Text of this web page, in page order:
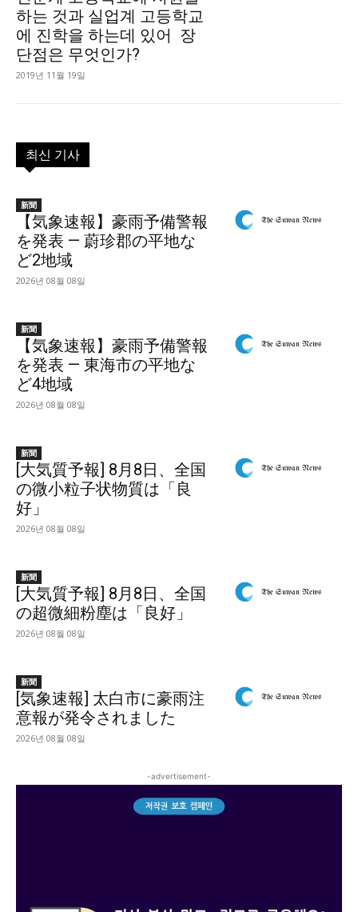
하는 것과 실업계 고등학교
에 진학을 하는데 있어 장
단점은 무엇인가?
2019년 11월 19일
최신 기사
新聞
【気象速報】豪雨予備警報
を発表 — 蔚珍郡の平地な
ど2地域
2026년 08월 08일
新聞
【気象速報】豪雨予備警報
を発表 — 東海市の平地な
ど4地域
2026년 08월 08일
新聞
[大気質予報] 8月8日、全国
の微小粒子状物質は「良
好」
2026년 08월 08일
新聞
[大気質予報] 8月8日、全国
の超微細粉塵は「良好」
2026년 08월 08일
新聞
[気象速報] 太白市に豪雨注
意報が発令されました
2026년 08월 08일
-advertisement-